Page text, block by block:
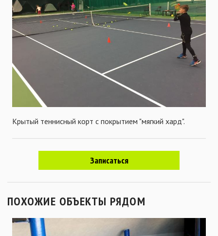
Крытый теннисный корт с покрытием "мягкий хард".
Записаться
ПОХОЖИЕ ОБЪЕКТЫ РЯДОМ